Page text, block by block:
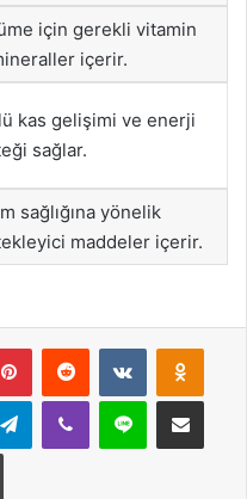
için gerekli vitamin
içerir.
kas gelişimi ve enerji
sağlar.
sağlığına yönelik
maddeler içerir.
PinterestReddit VKontakte
TelegramViber Line E-Posta ile
Yazdır